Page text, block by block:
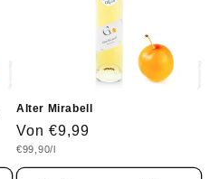
Alter Mirabell
Normaler
Preis
Von €9,99
Grundpreis
€99,90/l